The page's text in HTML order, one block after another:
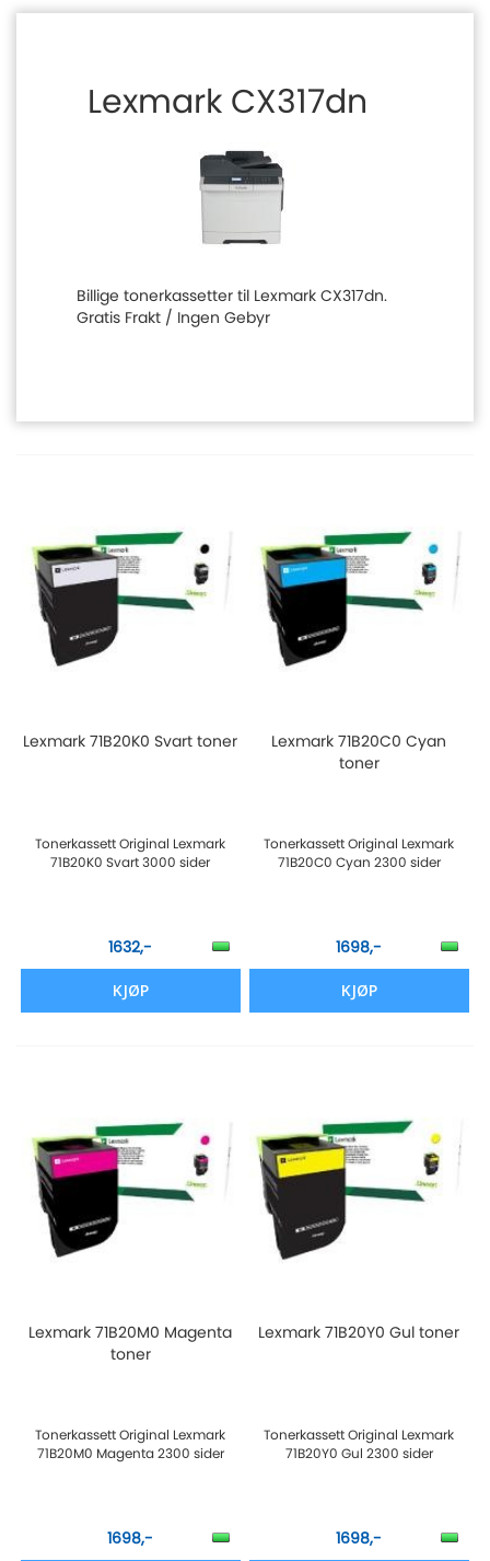
Lexmark CX317dn
Billige tonerkassetter til Lexmark CX317dn.
Gratis Frakt / Ingen Gebyr
Lexmark 71B20K0 Svart toner
Tonerkassett Original Lexmark
71B20K0 Svart 3000 sider
1632,-
KJØP
Lexmark 71B20C0 Cyan
toner
Tonerkassett Original Lexmark
71B20C0 Cyan 2300 sider
1698,-
KJØP
Lexmark 71B20M0 Magenta
toner
Tonerkassett Original Lexmark
71B20M0 Magenta 2300 sider
1698,-
Lexmark 71B20Y0 Gul toner
Tonerkassett Original Lexmark
71B20Y0 Gul 2300 sider
1698,-